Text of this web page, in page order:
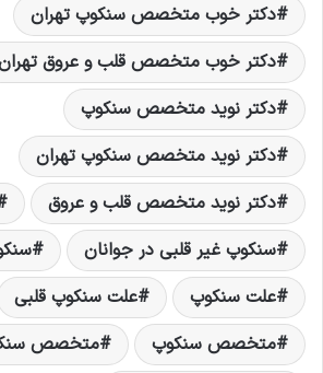
دکتر خوب متخصص سنکوپ تهران
دکتر خوب متخصص قلب و عروق
دکتر نوید متخصص سنکوپ
دکتر نوید متخصص سنکوپ تهران
دکتر نوید متخصص قلب و عروق
سنکوپ غیر قلبی در جوانان
علت سنکوپ
علت سنکوپ قلبی
متخصص سنکوپ
متخصص